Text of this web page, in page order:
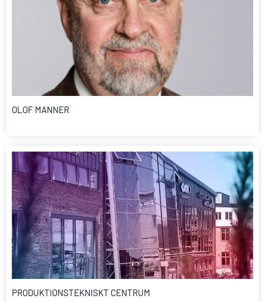
OLOF MANNER
PRODUKTIONSTEKNISKT CENTRUM